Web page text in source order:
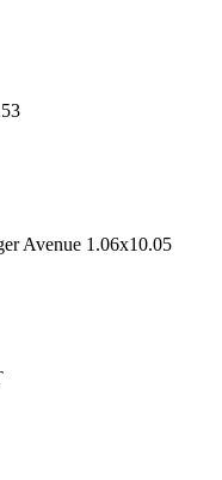
Avenue 1.06x10.05